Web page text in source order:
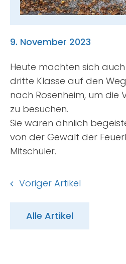
Suche
nach:
9. November 2023
Heute machten sich
dritte Klasse auf den
nach Rosenheim, um die
zu besuchen.
Sie waren ähnlich
von der Gewalt der
Mitschüler.
Voriger Artikel
Alle Artikel